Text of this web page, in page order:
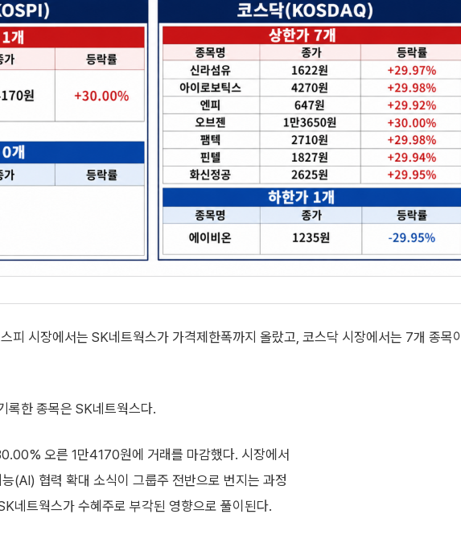
피 시장에서는 SK네트웍스가 가격제한폭까지 올랐고, 코스닥 시장에서는 7개 종목이
록한 종목은 SK네트웍스다.
오른 1만4170원에 거래를 마감했다. 시장에서
(AI) 협력 확대 소식이 그룹주 전반으로 번지는 과정
네트웍스가 수혜주로 부각된 영향으로 풀이된다.